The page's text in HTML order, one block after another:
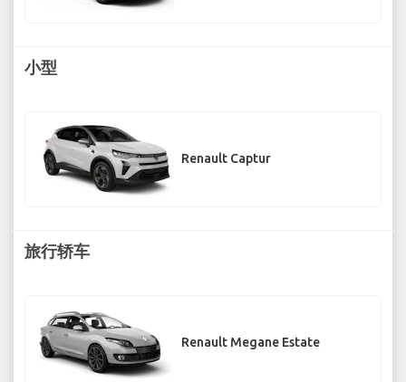
小型
Renault Captur
旅行轿车
Renault Megane Estate